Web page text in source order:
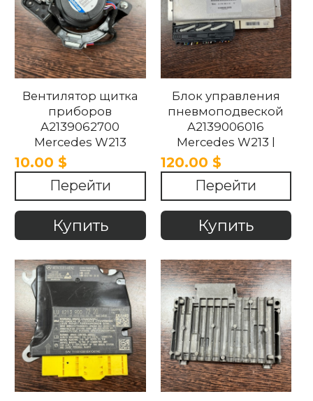
Вентилятор щитка
приборов
A2139062700
Mercedes W213
10.00 $
Перейти
Купить
Блок управления
пневмоподвеской
A2139006016
Mercedes W213 |
W253
120.00 $
Перейти
Купить